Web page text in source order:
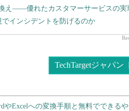
え――優れたカスタマーサービスの実
インシデントを防げるのか
TechTargetジャパン
やExcelへの変換手順と無料でできる